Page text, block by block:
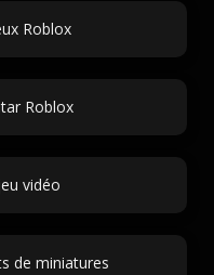
Roblox
Roblox
vidéo
de miniatures